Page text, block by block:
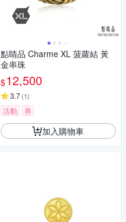
點睛品 Charme XL 菠蘿結 黃
金串珠
$12,500
3.7(1)
活動 券
加入購物車